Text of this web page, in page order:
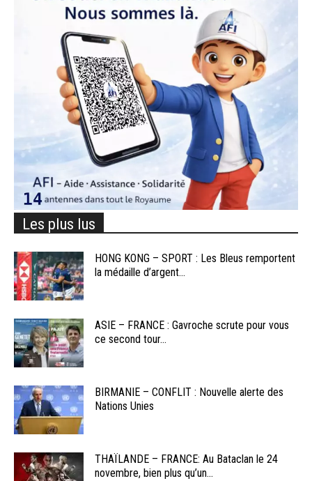
Les plus lus
HONG KONG – SPORT : Les Bleus remportent
la médaille d’argent...
ASIE – FRANCE : Gavroche scrute pour vous
ce second tour...
BIRMANIE – CONFLIT : Nouvelle alerte des
Nations Unies
THAÏLANDE – FRANCE: Au Bataclan le 24
novembre, bien plus qu’un...